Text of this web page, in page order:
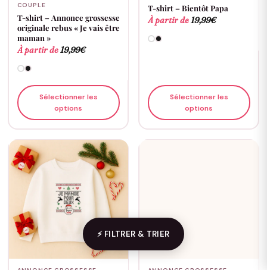
COUPLE
T-shirt – Annonce grossesse
originale rebus « Je vais être
maman »
À partir de19,99€
Sélectionner les
options
T-shirt – Bientôt Papa
À partir de19,99€
Sélectionner les
options
⚡ FILTRER & TRIER